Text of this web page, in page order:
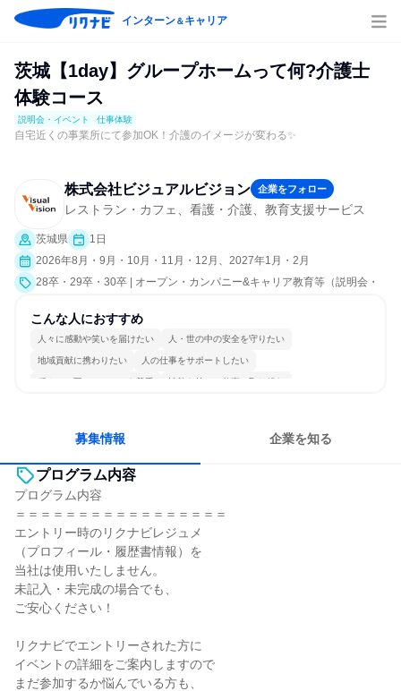
インターン＆キャリア
茨城【1day】グループホームって何?介護士
体験コース
説明会・イベント 仕事体験
自宅近くの事業所にて参加OK！介護のイメージが変わる✨
株式会社ビジュアルビジョン 企業をフォロー
レストラン・カフェ、看護・介護、教育支援サービス
茨城県
1日
2026年8月・9月・10月・11月・12月、2027年1月・2月
28卒・29卒・30卒 | オープン・カンパニー&キャリア教育等（説明会・
こんな人におすすめ
人々に感動や笑いを届けたい 人・世の中の安全を守りたい
地域貢献に携わりたい 人の仕事をサポートしたい
穏やかで互いのペースを尊重 情熱を持って仕事に取り組む
募集情報 企業を知る
プログラム内容
プログラム内容
＝＝＝＝＝＝＝＝＝＝＝＝＝＝＝＝＝
エントリー時のリクナビレジュメ
（プロフィール・履歴書情報）を
当社は使用いたしません。
未記入・未完成の場合でも、
ご安心ください！
リクナビでエントリーされた方に
イベントの詳細をご案内しますので
まだ参加するか悩んでいる方も、